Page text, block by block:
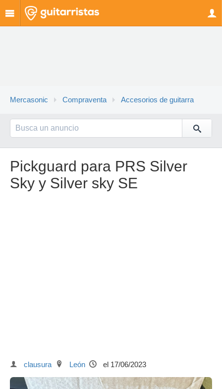
Mercasonic Compraventa Accesorios de guitarra
Pickguard para PRS Silver
Sky y Silver sky SE
clausura León el 17/06/2023